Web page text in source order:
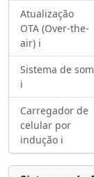
Atualização
OTA (Over-the-
air) ℹ️
Sistema de som
ℹ️
Carregador de
celular por
indução ℹ️